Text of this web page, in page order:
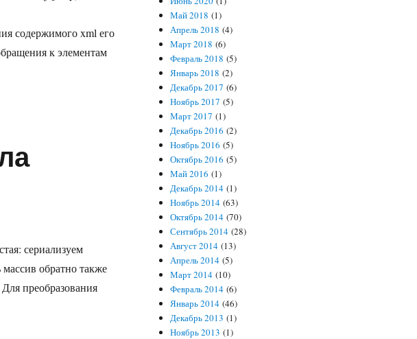
содержимого xml его
к элементам
сериализуем
обратно также
преобразования
Май 2018 (1)
Апрель 2018 (4)
Март 2018 (6)
Февраль 2018 (5)
Январь 2018 (2)
Декабрь 2017 (6)
Ноябрь 2017 (5)
Март 2017 (1)
Декабрь 2016 (2)
Ноябрь 2016 (5)
Октябрь 2016 (5)
Май 2016 (1)
Декабрь 2014 (1)
Ноябрь 2014 (63)
Октябрь 2014 (70)
Сентябрь 2014 (28)
Август 2014 (13)
Апрель 2014 (5)
Март 2014 (10)
Февраль 2014 (6)
Январь 2014 (46)
Декабрь 2013 (1)
Ноябрь 2013 (1)